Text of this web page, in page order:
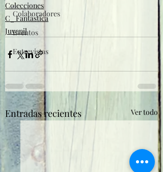
Colaboradores
Eventos
Entrevistas
Colecciones
C_ Fantástica
Juvenil
Entradas recientes Ver todo